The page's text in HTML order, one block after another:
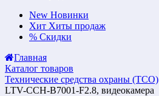
New Новинки
Хит Хиты продаж
% Скидки
Главная
Каталог товаров
Технические средства охраны (ТСО)
LTV-CCH-B7001-F2.8, видеокамера